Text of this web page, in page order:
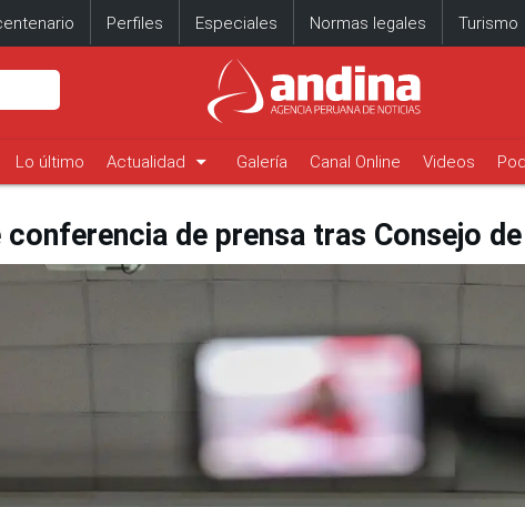
Perfiles Especiales Normas legales Turismo
Lo último Actualidad arrow_drop_down Galería Canal Online Videos
de prensa tras Consejo